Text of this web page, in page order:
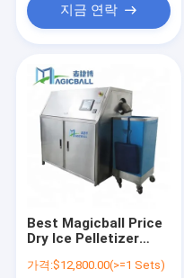
지금 연락
Best Magicball Price
Dry Ice Pelletizer
Dry Ice Pellets Maker
가격:$12,800.00(>=1 Sets)